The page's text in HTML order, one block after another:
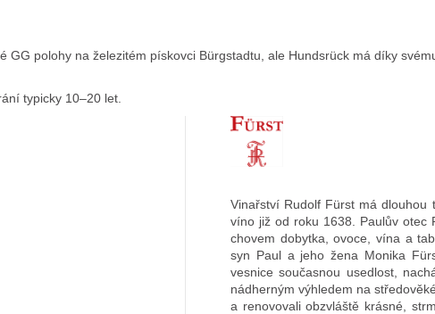
GG polohy na železitém pískovci Bürgstadtu, ale Hundsrück má díky
typicky 10–20 let.
Vinařství Rudolf Fürst má dlouhou
víno již od roku 1638. Paulův otec
chovem dobytka, ovoce, vína a
syn Paul a jeho žena Monika
vesnice současnou usedlost,
nádherným výhledem na
a renovovali obzvláště krásné,